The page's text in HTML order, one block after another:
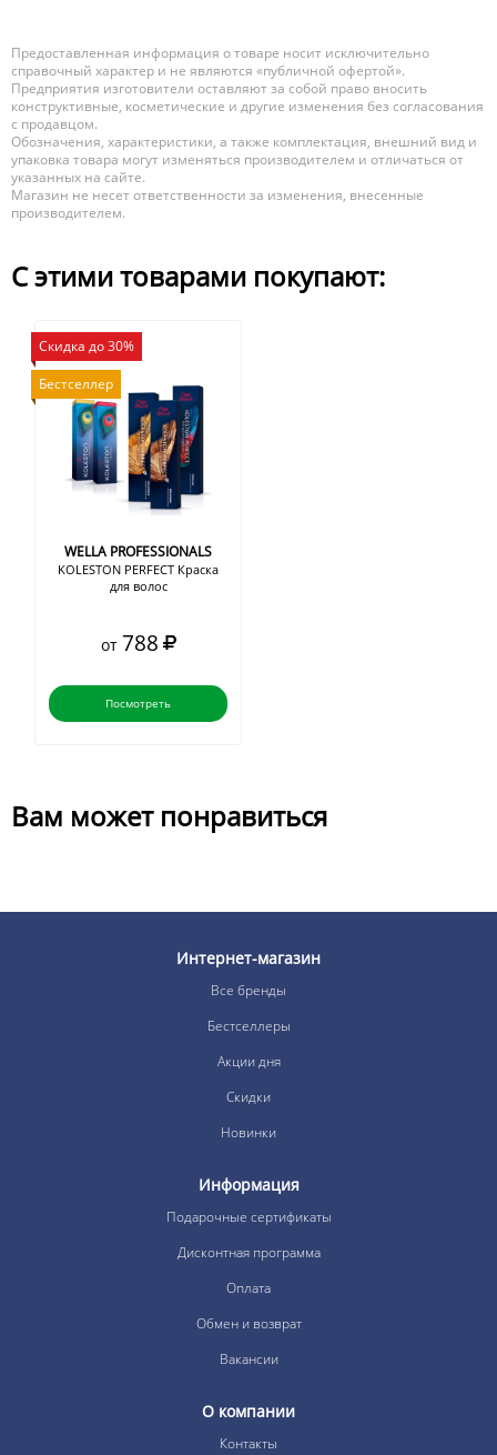
Предоставленная информация о товаре носит исключительно
справочный характер и не являются «публичной офертой».
Предприятия изготовители оставляют за собой право вносить
конструктивные, косметические и другие изменения без согласования
с продавцом.
Обозначения, характеристики, а также комплектация, внешний вид и
упаковка товара могут изменяться производителем и отличаться от
указанных на сайте.
Магазин не несет ответственности за изменения, внесенные
производителем.
С этими товарами покупают:
Скидка до 30%
Бестселлер
WELLA PROFESSIONALS
KOLESTON PERFECT Краска
для волос
от 788
Посмотреть
Вам может понравиться
Интернет-магазин
Все бренды
Бестселлеры
Акции дня
Скидки
Новинки
Информация
Подарочные сертификаты
Дисконтная программа
Оплата
Обмен и возврат
Вакансии
О компании
Контакты